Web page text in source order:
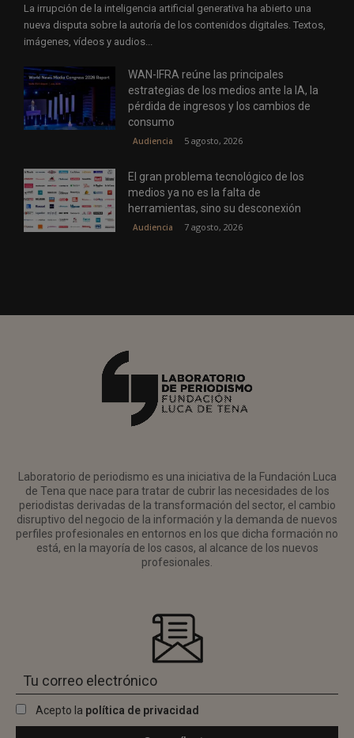
La irrupción de la inteligencia artificial generativa ha abierto una
nueva disputa sobre la autoría de los contenidos digitales. Textos,
imágenes, vídeos y audios...
WAN-IFRA reúne las principales
estrategias de los medios ante la IA, la
pérdida de ingresos y los cambios de
consumo
Audiencia 5 agosto, 2026
El gran problema tecnológico de los
medios ya no es la falta de
herramientas, sino su desconexión
Audiencia 7 agosto, 2026
Laboratorio de periodismo es una iniciativa de la Fundación Luca
de Tena que nace para tratar de cubrir las necesidades de los
periodistas derivadas de la transformación del sector, el cambio
disruptivo del negocio de la información y la demanda de nuevos
perfiles profesionales en entornos en los que dicha formación no
está, en la mayoría de los casos, al alcance de los nuevos
profesionales.
Acepto la política de privacidad